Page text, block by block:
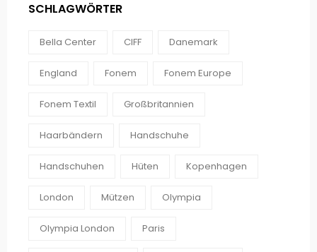
SCHLAGWÖRTER
Bella Center CIFF Danemark
England Fonem Fonem Europe
Fonem Textil Großbritannien
Haarbändern Handschuhe
Handschuhen Hüten Kopenhagen
London Mützen Olympia
Olympia London Paris